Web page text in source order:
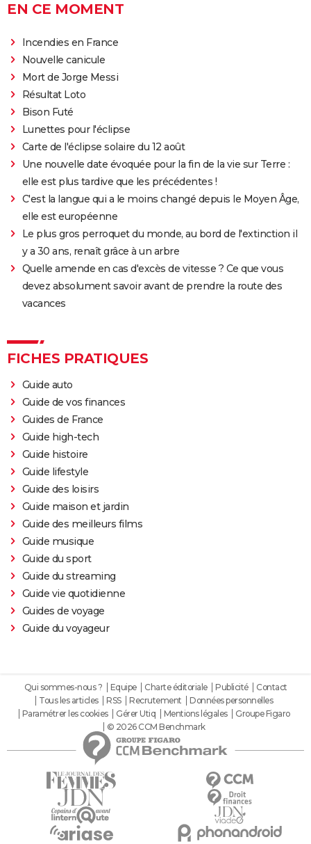
EN CE MOMENT
Incendies en France
Nouvelle canicule
Mort de Jorge Messi
Résultat Loto
Bison Futé
Lunettes pour l'éclipse
Carte de l'éclipse solaire du 12 août
Une nouvelle date évoquée pour la fin de la vie sur Terre :
elle est plus tardive que les précédentes !
C'est la langue qui a le moins changé depuis le Moyen Âge,
elle est européenne
Le plus gros perroquet du monde, au bord de l'extinction il
y a 30 ans, renaît grâce à un arbre
Quelle amende en cas d'excès de vitesse ? Ce que vous
devez absolument savoir avant de prendre la route des
vacances
FICHES PRATIQUES
Guide auto
Guide de vos finances
Guides de France
Guide high-tech
Guide histoire
Guide lifestyle
Guide des loisirs
Guide maison et jardin
Guide des meilleurs films
Guide musique
Guide du sport
Guide du streaming
Guide vie quotidienne
Guides de voyage
Guide du voyageur
Qui sommes-nous ? Equipe Charte éditoriale Publicité
Contact
Tous les articles
RSS Recrutement
Données personnelles
Paramétrer les cookies
Gérer Utiq Mentions légales
Groupe Figaro
© 2026 CCM Benchmark